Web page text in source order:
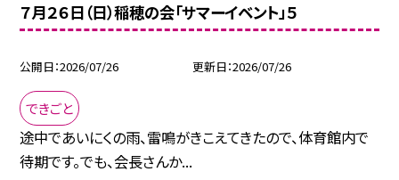
７月２６日（日）稲穂の会「サマーイベント」５
公開日 2026/07/26 更新日 2026/07/26
できごと
途中であいにくの雨、雷鳴がきこえてきたので、体育館内で
待期です。でも、会長さんか...